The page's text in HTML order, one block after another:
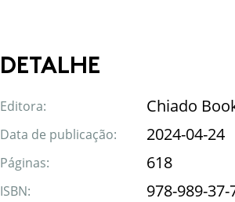
DETALHE
Editora: Chiado
Data de publicação: 2024-04-24
Páginas: 618
ISBN: 978-989-37-